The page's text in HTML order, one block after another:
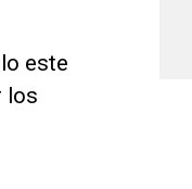
este
los